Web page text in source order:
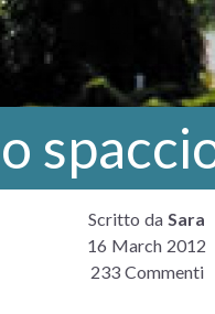
Scritto da Sara
16 March 2012
233 Commenti